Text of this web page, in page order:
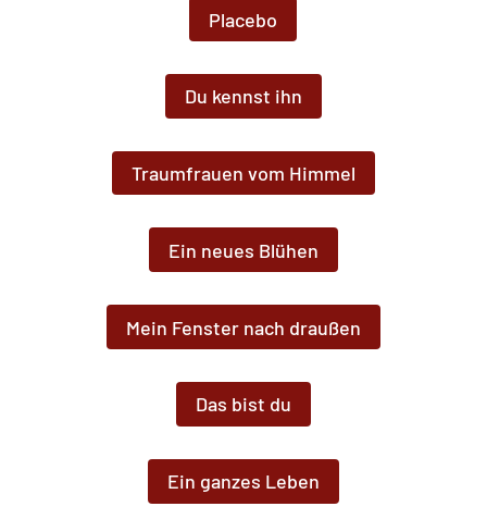
Placebo
Du kennst ihn
Traumfrauen vom Himmel
Ein neues Blühen
Mein Fenster nach draußen
Das bist du
Ein ganzes Leben